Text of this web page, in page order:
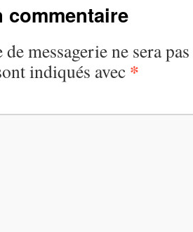
commentaire
de messagerie ne sera
indiqués avec *